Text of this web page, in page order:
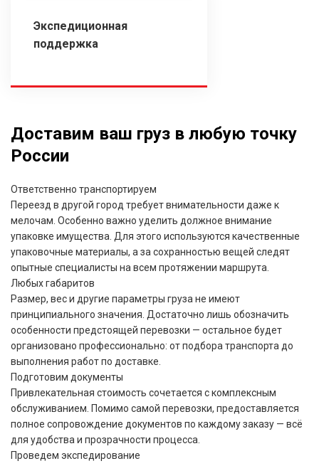
Экспедиционная
поддержка
Доставим ваш груз в любую точку
России
Ответственно транспортируем
Переезд в другой город требует внимательности даже к
мелочам. Особенно важно уделить должное внимание
упаковке имущества. Для этого используются качественные
упаковочные материалы, а за сохранностью вещей следят
опытные специалисты на всем протяжении маршрута.
Любых габаритов
Размер, вес и другие параметры груза не имеют
принципиального значения. Достаточно лишь обозначить
особенности предстоящей перевозки — остальное будет
организовано профессионально: от подбора транспорта до
выполнения работ по доставке.
Подготовим документы
Привлекательная стоимость сочетается с комплексным
обслуживанием. Помимо самой перевозки, предоставляется
полное сопровождение документов по каждому заказу — всё
для удобства и прозрачности процесса.
Проведем экспедирование